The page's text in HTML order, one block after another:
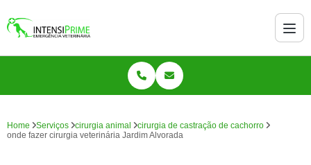
Home Serviços cirurgia animal
cirurgia de castração de cachorro
onde fazer cirurgia veterinária Jardim Alvorada